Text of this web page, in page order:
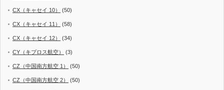
CX（キャセイ 10） (50)
CX（キャセイ 11） (58)
CX（キャセイ 12） (34)
CY（キプロス航空） (3)
CZ（中国南方航空 1） (50)
CZ（中国南方航空 2） (50)